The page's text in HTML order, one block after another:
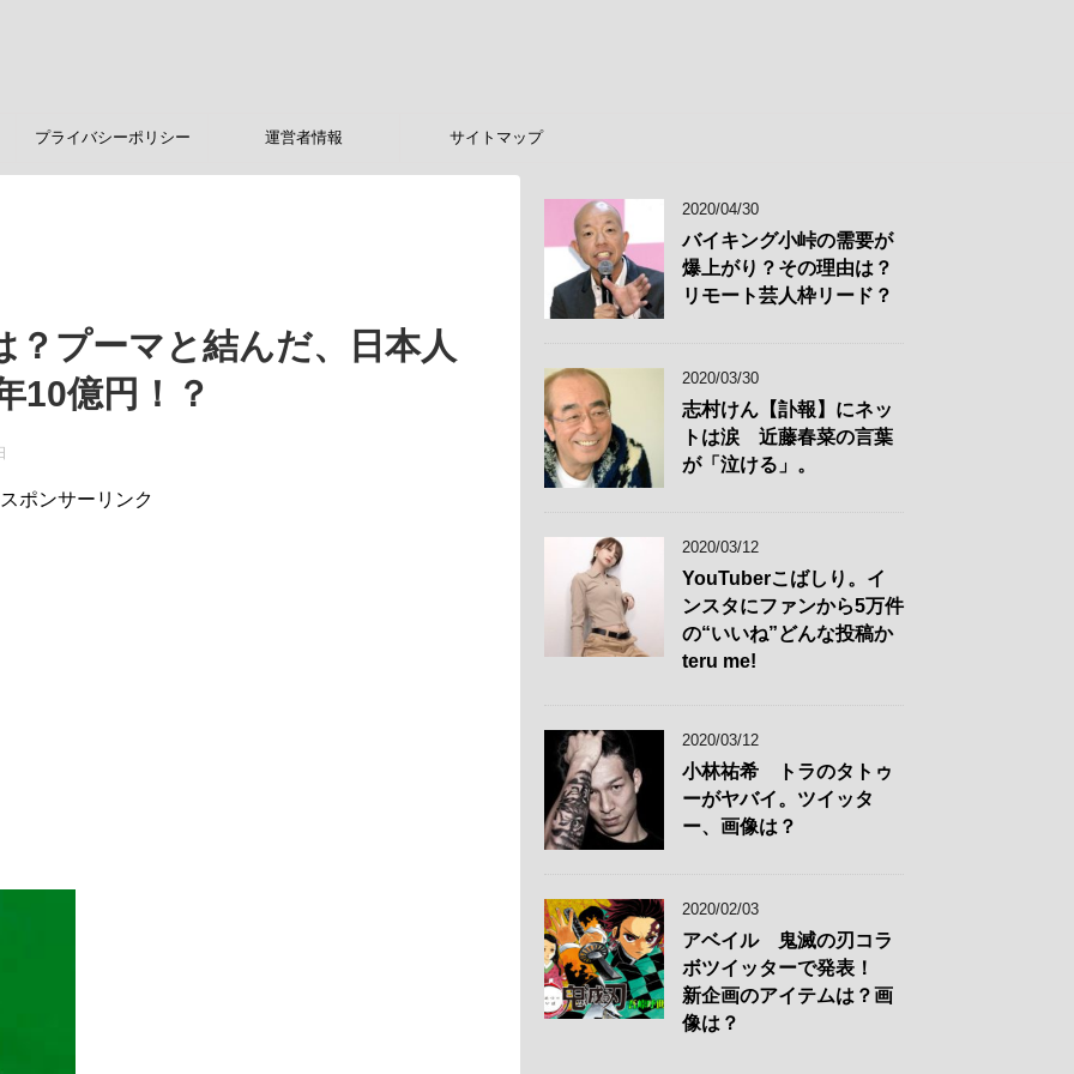
プライバシーポリシー 運営者情報 サイトマップ
？プーマと結んだ、日本人
10億円！？
スポンサーリンク
2020/04/30
バイキング小峠の需要が
爆上がり？その理由は？
リモート芸人枠リード？
2020/03/30
志村けん【訃報】にネッ
トは涙 近藤春菜の言葉
が「泣ける」。
2020/03/12
YouTuberこばしり。イ
ンスタにファンから5万件
の“いいね”どんな投稿か
teru me!
2020/03/12
小林祐希 トラのタトゥ
ーがヤバイ。ツイッタ
ー、画像は？
2020/02/03
アベイル 鬼滅の刃コラ
ボツイッターで発表！
新企画のアイテムは？画
像は？